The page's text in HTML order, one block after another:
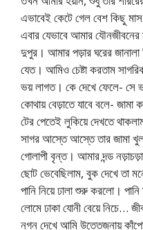
এভাবেই কেটে গেল বেশ কিছু
এবার যেভাবে আমার
দুপুর। আমার পড়ার ঘরের জানালা
যেত। আমিও চেষ্টা করতাম
ভয় লাগত। কে দেখে ফেলে- সে
কোথায় বেড়াতে যাবে বলে-
টের পেতেই লুকিয়ে দেখতে
সাগর আস্তে আস্তে তার জামা
গোলাপী বৃন্ত। আমার দন্ড
ছোট ভেবেছিলাম, বুক দেখে তা
পানি নিয়ে ঢালা শুরু করলো।
লোমে ঢাকা যোনী বেয়ে নিচে…
নগ্ন দেখে আমি উত্তেজনায়